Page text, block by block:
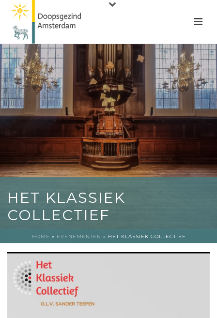
HET KLASSIEK
COLLECTIEF
HOME » EVENEMENTEN » HET KLASSIEK COLLECTIEF